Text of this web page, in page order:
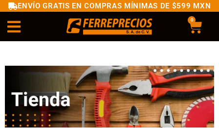
ENVÍO GRATIS EN COMPRAS MÍNIMAS DE $599 MXN
0